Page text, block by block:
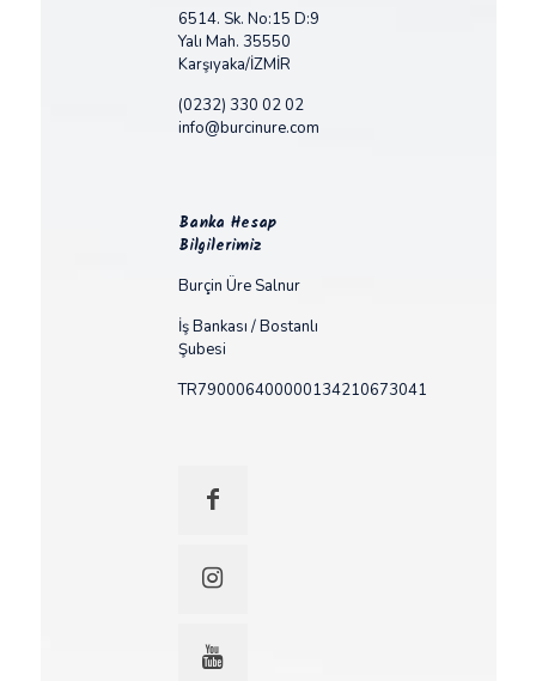
6514. Sk. No:15 D:9
Yalı Mah. 35550
Karşıyaka/İZMİR
(0232) 330 02 02
info@burcinure.com
Banka Hesap
Bilgilerimiz
Burçin Üre Salnur
İş Bankası / Bostanlı
Şubesi
TR790006400000134210673041